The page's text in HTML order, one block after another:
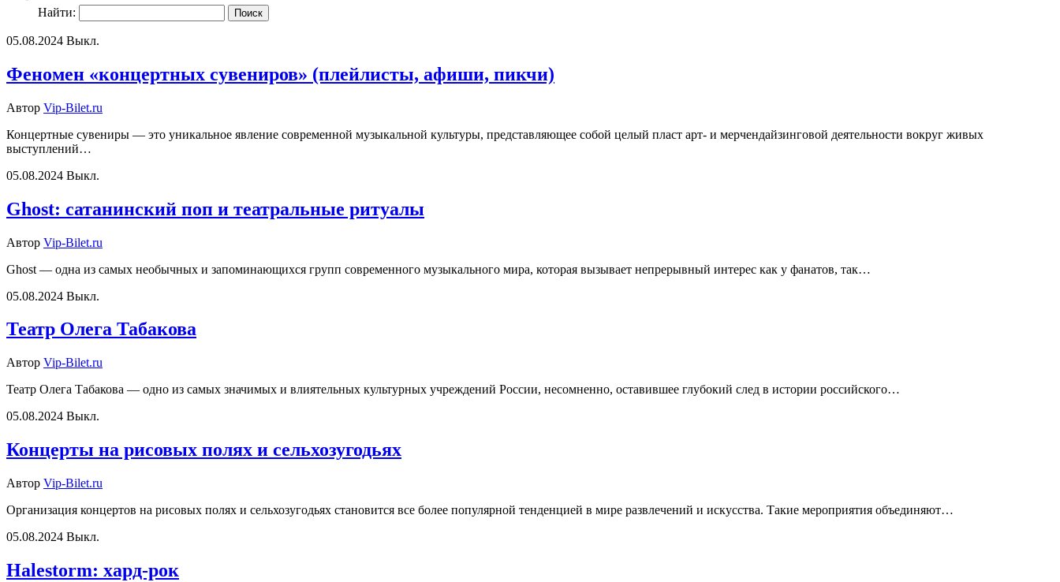
Найти:
05.08.2024 Выкл.
Феномен «концертных сувениров» (плейлисты, афиши, пикчи)
Автор Vip-Bilet.ru
Концертные сувениры — это уникальное явление современной музыкальной культуры, представляющее собой целый пласт арт- и мерчендайзинговой деятельности вокруг живых
выступлений…
05.08.2024 Выкл.
Ghost: сатанинский поп и театральные ритуалы
Автор Vip-Bilet.ru
Ghost — одна из самых необычных и запоминающихся групп современного музыкального мира, которая вызывает непрерывный интерес как у фанатов, так…
05.08.2024 Выкл.
Театр Олега Табакова
Автор Vip-Bilet.ru
Театр Олега Табакова — одно из самых значимых и влиятельных культурных учреждений России, несомненно, оставившее глубокий след в истории российского…
05.08.2024 Выкл.
Концерты на рисовых полях и сельхозугодьях
Автор Vip-Bilet.ru
Организация концертов на рисовых полях и сельхозугодьях становится все более популярной тенденцией в мире развлечений и искусства. Такие мероприятия объединяют…
05.08.2024 Выкл.
Halestorm: хард-рок